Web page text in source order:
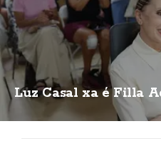
Luz Casal xa é Filla